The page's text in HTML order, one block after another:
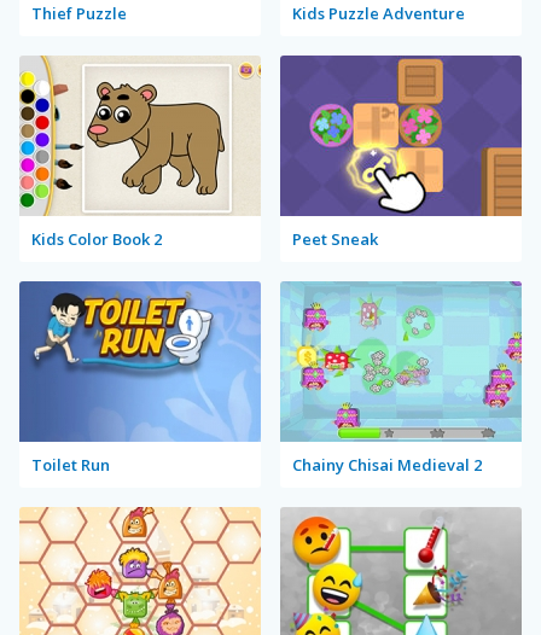
Thief Puzzle Kids Puzzle Adventure
Kids Color Book 2 Peet Sneak
Toilet Run Chainy Chisai Medieval 2